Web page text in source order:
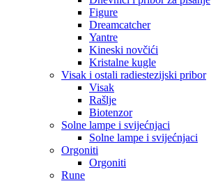
Figure
Dreamcatcher
Yantre
Kineski novčići
Kristalne kugle
Visak i ostali radiestezijski pribor
Visak
Rašlje
Biotenzor
Solne lampe i svijećnjaci
Solne lampe i svijećnjaci
Orgoniti
Orgoniti
Rune